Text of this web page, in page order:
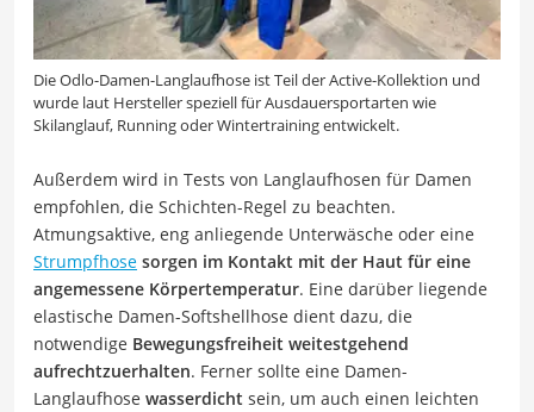
Die Odlo-Damen-Langlaufhose ist Teil der Active-Kollektion und
wurde laut Hersteller speziell für Ausdauersportarten wie
Skilanglauf, Running oder Wintertraining entwickelt.
Außerdem wird in Tests von Langlaufhosen für Damen
empfohlen, die Schichten-Regel zu beachten.
Atmungsaktive, eng anliegende Unterwäsche oder eine
Strumpfhose sorgen im Kontakt mit der Haut für eine
angemessene Körpertemperatur. Eine darüber liegende
elastische Damen-Softshellhose dient dazu, die
notwendige Bewegungsfreiheit weitestgehend
aufrechtzuerhalten. Ferner sollte eine Damen-
Langlaufhose wasserdicht sein, um auch einen leichten